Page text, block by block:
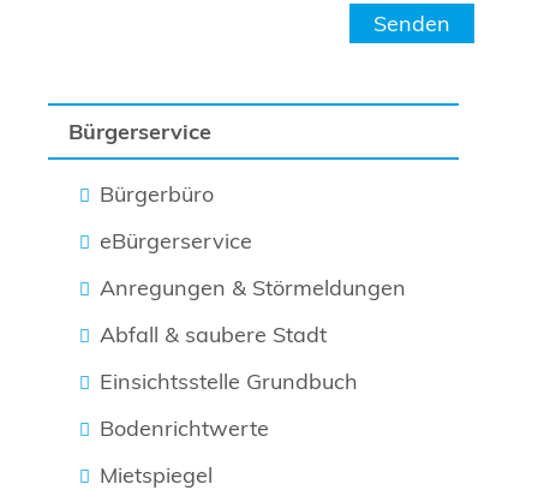
Bürgerservice
Bürgerbüro
eBürgerservice
Anregungen & Störmeldungen
Abfall & saubere Stadt
Einsichtsstelle Grundbuch
Bodenrichtwerte
Mietspiegel